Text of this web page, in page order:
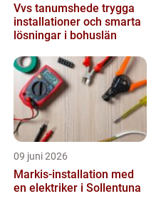
Vvs tanumshede trygga
installationer och smarta
lösningar i bohuslän
09 juni 2026
Markis-installation med
en elektriker i Sollentuna